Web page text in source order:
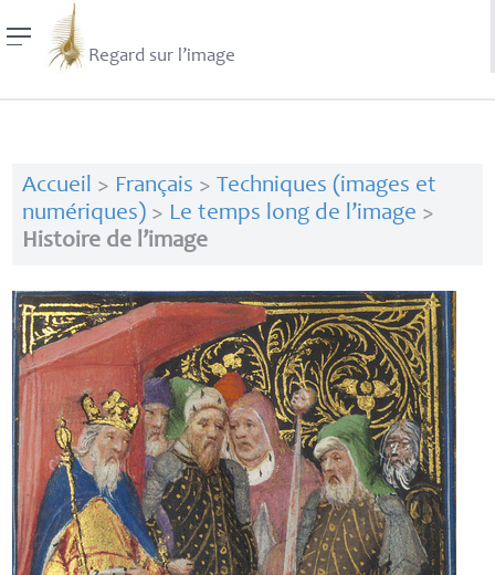
Regard sur l’image
Accueil > Français > Techniques (images et
numériques)> Le temps long de l’image >
Histoire de l’image